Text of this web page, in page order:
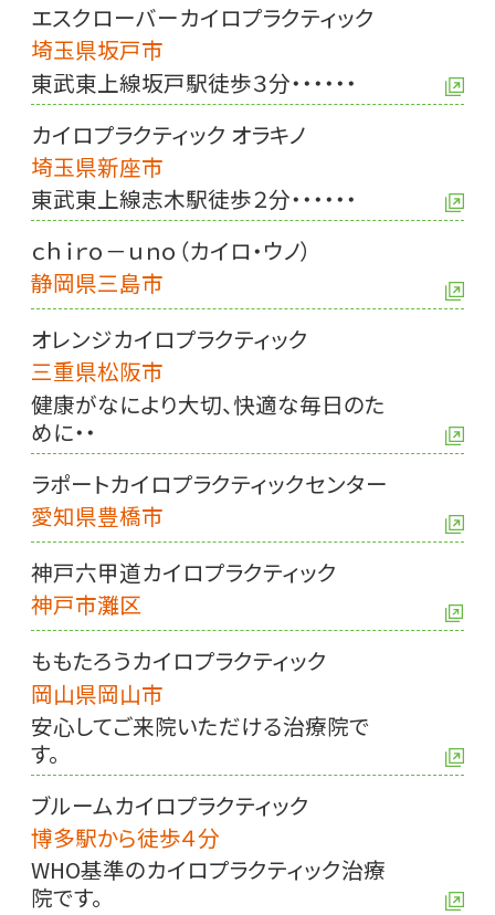
エスクローバーカイロプラクティック
埼玉県坂戸市
東武東上線坂戸駅徒歩３分・・・・・・
カイロプラクティック オラキノ
埼玉県新座市
東武東上線志木駅徒歩２分・・・・・・
ｃｈｉｒｏ－ｕｎｏ（カイロ・ウノ）
静岡県三島市
オレンジカイロプラクティック
三重県松阪市
健康がなにより大切、快適な毎日のた
めに・・
ラポートカイロプラクティックセンター
愛知県豊橋市
神戸六甲道カイロプラクティック
神戸市灘区
ももたろうカイロプラクティック
岡山県岡山市
安心してご来院いただける治療院で
す。
ブルームカイロプラクティック
博多駅から徒歩４分
WHO基準のカイロプラクティック治療
院です。